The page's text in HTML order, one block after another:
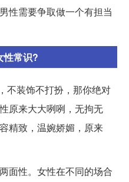
性需要争取做一个有担当
性常识?
不装饰不打扮，那你绝对
原来大大咧咧，无拘无
精致，温婉娇媚，原来
面性。女性在不同的场合